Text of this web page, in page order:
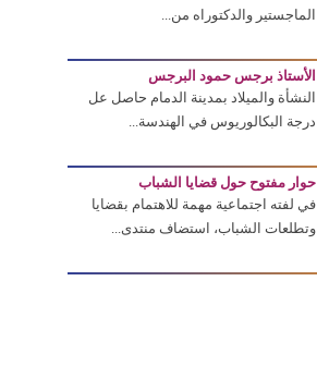
الماجستير والدكتوراه من...
الأستاذ برجس حمود البرجس
النشأة والميلاد بمدينة الدمام حاصل عل
درجة البكالوريوس في الهندسة...
حوار مفتوح حول قضايا الشباب
في لفته اجتماعية مهمة للاهتمام بقضايا
وتطلعات الشباب، استضاف منتدى...